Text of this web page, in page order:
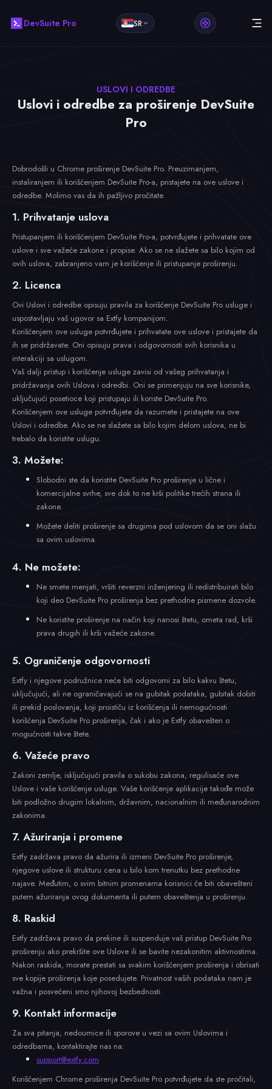
DevSuite Pro SR
USLOVI I ODREDBE
Uslovi i odredbe za proširenje DevSuite
Pro
Dobrodošli u Chrome proširenje DevSuite Pro. Preuzimanjem,
instaliranjem ili korišćenjem DevSuite Pro-a, pristajete na ove uslove i
odredbe. Molimo vas da ih pažljivo pročitate.
1. Prihvatanje uslova
Pristupanjem ili korišćenjem DevSuite Pro-a, potvrđujete i prihvatate ove
uslove i sve važeće zakone i propise. Ako se ne slažete sa bilo kojim od
ovih uslova, zabranjeno vam je korišćenje ili pristupanje proširenju.
2. Licenca
Ovi Uslovi i odredbe opisuju pravila za korišćenje DevSuite Pro usluge i
uspostavljaju vaš ugovor sa Extfy kompanijom.
Korišćenjem ove usluge potvrđujete i prihvatate ove uslove i pristajete da
ih se pridržavate. Oni opisuju prava i odgovornosti svih korisnika u
interakciji sa uslugom.
Vaš dalji pristup i korišćenje usluge zavisi od vašeg prihvatanja i
pridržavanja ovih Uslova i odredbi. Oni se primenjuju na sve korisnike,
uključujući posetioce koji pristupaju ili koriste DevSuite Pro.
Korišćenjem ove usluge potvrđujete da razumete i pristajete na ove
Uslovi i odredbe. Ako se ne slažete sa bilo kojim delom uslova, ne bi
trebalo da koristite uslugu.
3. Možete:
Slobodni ste da koristite DevSuite Pro proširenje u lične i
komercijalne svrhe, sve dok to ne krši politike trećih strana ili
zakone.
Možete deliti proširenje sa drugima pod uslovom da se oni slažu
sa ovim uslovima.
4. Ne možete:
Ne smete menjati, vršiti reverzni inženjering ili redistribuirati bilo
koji deo DevSuite Pro proširenja bez prethodne pismene dozvole.
Ne koristite proširenje na način koji nanosi štetu, ometa rad, krši
prava drugih ili krši važeće zakone.
5. Ograničenje odgovornosti
Extfy i njegove podružnice neće biti odgovorni za bilo kakvu štetu,
uključujući, ali ne ograničavajući se na gubitak podataka, gubitak dobiti
ili prekid poslovanja, koji proističu iz korišćenja ili nemogućnosti
korišćenja DevSuite Pro proširenja, čak i ako je Extfy obavešten o
mogućnosti takve štete.
6. Važeće pravo
Zakoni zemlje, isključujući pravila o sukobu zakona, regulisaće ove
Uslove i vaše korišćenje usluge. Vaše korišćenje aplikacije takođe može
biti podložno drugim lokalnim, državnim, nacionalnim ili međunarodnim
zakonima.
7. Ažuriranja i promene
Extfy zadržava pravo da ažurira ili izmeni DevSuite Pro proširenje,
njegove uslove ili strukturu cena u bilo kom trenutku bez prethodne
najave. Međutim, o svim bitnim promenama korisnici će biti obavešteni
putem ažuriranja ovog dokumenta ili putem obaveštenja u proširenju.
8. Raskid
Extfy zadržava pravo da prekine ili suspenduje vaš pristup DevSuite Pro
proširenju ako prekršite ove Uslove ili se bavite nezakonitim aktivnostima.
Nakon raskida, morate prestati sa svakim korišćenjem proširenja i obrisati
sve kopije proširenja koje posedujete. Privatnost vaših podataka nam je
važna i posvećeni smo njihovoj bezbednosti.
9. Kontakt informacije
Za sva pitanja, nedoumice ili sporove u vezi sa ovim Uslovima i
odredbama, kontaktirajte nas na:
support@extfy.com
Korišćenjem Chrome proširenja DevSuite Pro potvrđujete da ste pročitali,